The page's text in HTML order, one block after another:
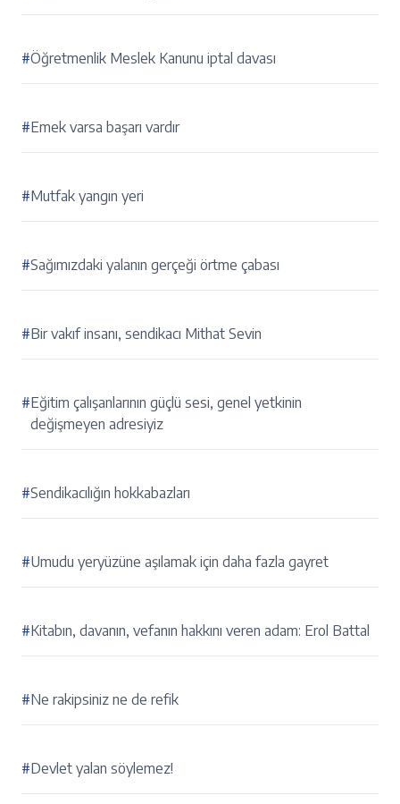
#Öğretmenlik Meslek Kanunu iptal davası
#Emek varsa başarı vardır
#Mutfak yangın yeri
#Sağımızdaki yalanın gerçeği örtme çabası
#Bir vakıf insanı, sendikacı Mithat Sevin
#Eğitim çalışanlarının güçlü sesi, genel yetkinin
değişmeyen adresiyiz
#Sendikacılığın hokkabazları
#Umudu yeryüzüne aşılamak için daha fazla gayret
#Kitabın, davanın, vefanın hakkını veren adam: Erol Battal
#Ne rakipsiniz ne de refik
#Devlet yalan söylemez!